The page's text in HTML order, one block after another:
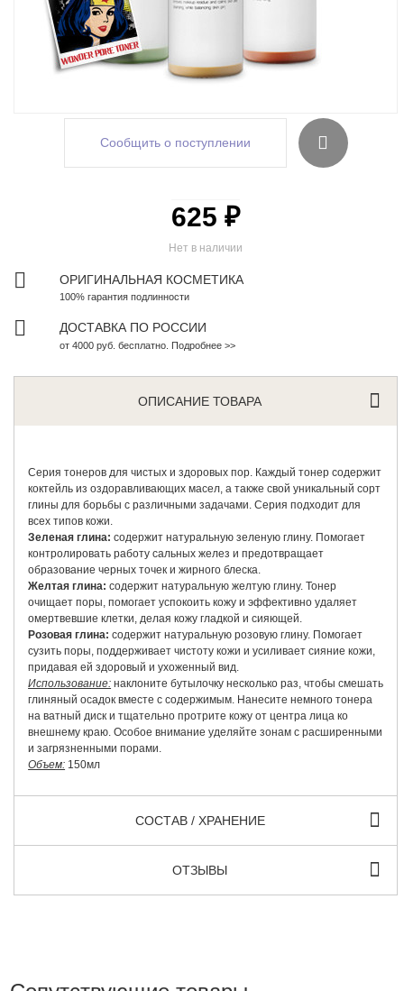
Сообщить о поступлении
Нет в наличии
625 ₽
ОРИГИНАЛЬНАЯ КОСМЕТИКА
100% гарантия подлинности
ДОСТАВКА ПО РОССИИ
от 4000 руб. бесплатно. Подробнее >>
ОПИСАНИЕ ТОВАРА
Серия тонеров для чистых и здоровых пор. Каждый тонер содержит
коктейль из оздоравливающих масел, а также свой уникальный сорт
глины для борьбы с различными задачами. Серия подходит для
всех типов кожи.
Зеленая глина: содержит натуральную зеленую глину. Помогает
контролировать работу сальных желез и предотвращает
образование черных точек и жирного блеска.
Желтая глина: содержит натуральную желтую глину. Тонер
очищает поры, помогает успокоить кожу и эффективно удаляет
омертвевшие клетки, делая кожу гладкой и сияющей.
Розовая глина: содержит натуральную розовую глину. Помогает
сузить поры, поддерживает чистоту кожи и усиливает сияние кожи,
придавая ей здоровый и ухоженный вид.
Использование: наклоните бутылочку несколько раз, чтобы смешать
глиняный осадок вместе с содержимым. Нанесите немного тонера
на ватный диск и тщательно протрите кожу от центра лица ко
внешнему краю. Особое внимание уделяйте зонам с расширенными
и загрязненными порами.
Объем: 150мл
СОСТАВ / ХРАНЕНИЕ
ОТЗЫВЫ